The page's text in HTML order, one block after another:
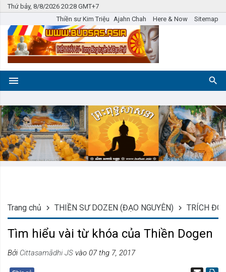
Thứ bảy, 8/8/2026 20:28 GMT+7
Thiền sư Kim Triệu Ajahn Chah Here & Now Sitemap
Trang chủ THIỀN SƯ DOZEN (ĐẠO NGUYÊN) TRÍCH
Tìm hiểu vài từ khóa của Thiền Dogen
Bởi Cittasamādhi JS vào 07 thg 7, 2017